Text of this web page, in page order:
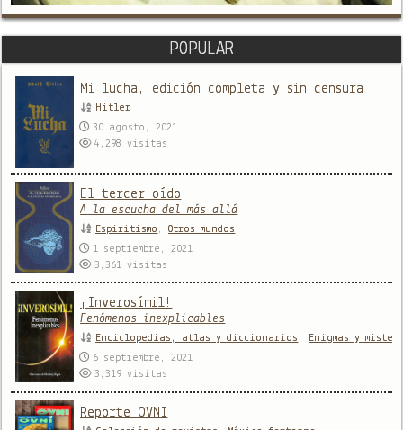
POPULAR
Mi lucha, edición completa y sin censura
Hitler
30 agosto, 2021
4,298visitas
El tercer oído
A la escucha del más allá
Espiritismo ,Otros mundos
1 septiembre, 2021
3,361visitas
¡Inverosímil!
Fenómenos inexplicables
Enciclopedias, atlas y diccionarios ,
Enigmas y
6 septiembre, 2021
3,319visitas
Reporte OVNI